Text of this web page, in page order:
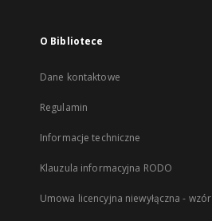
O Bibliotece
Dane kontaktowe
Regulamin
Informacje techniczne
Klauzula informacyjna RODO
Umowa licencyjna niewyłączna - wzór